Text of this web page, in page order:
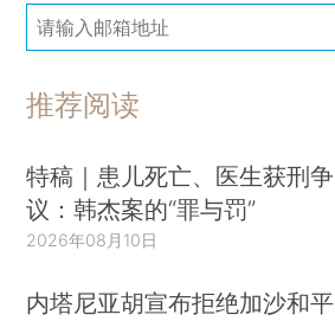
推荐阅读
特稿｜患儿死亡、医生获刑争
议：韩杰案的“罪与罚”
2026年08月10日
内塔尼亚胡宣布拒绝加沙和平